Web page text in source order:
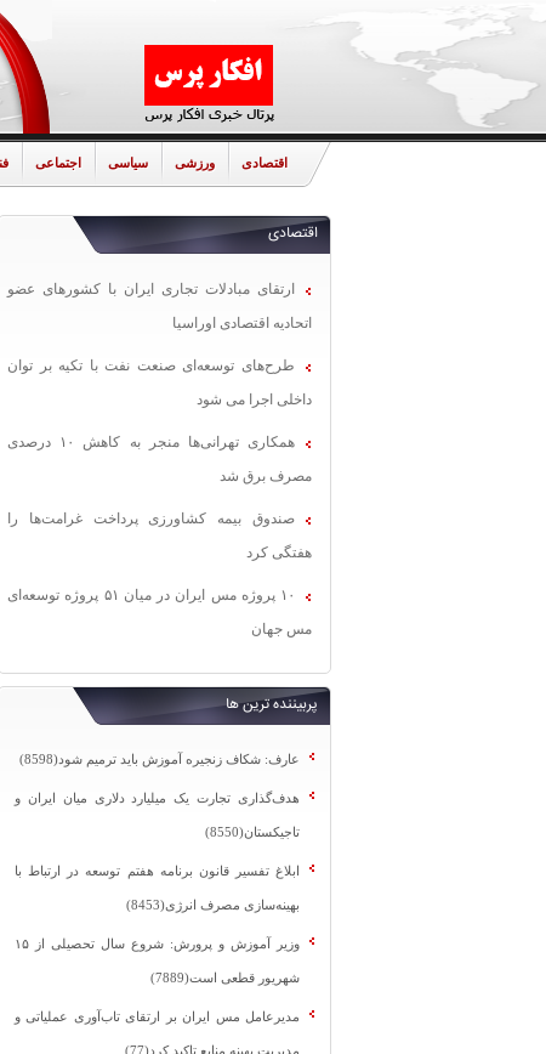
اقتصادی ورزشی سیاسی اجتماعی
اقتصادی
ارتقای مبادلات تجاری ایران با کشورهای عضو
اتحادیه اقتصادی اوراسیا
طرح‌های توسعه‌ای صنعت نفت با تکیه بر توان
داخلی اجرا می شود
همکاری تهرانی‌ها منجر به کاهش ۱۰ درصدی
مصرف برق شد
صندوق بیمه کشاورزی پرداخت غرامت‌ها را
هفتگی کرد
۱۰ پروژه مس ایران در میان ۵۱ پروژه توسعه‌ای
مس جهان
پربیننده ترین ها
عارف: شکاف زنجیره آموزش باید ترمیم شود(8598)
هدف‌گذاری تجارت یک میلیارد دلاری میان ایران و
تاجیکستان(8550)
ابلاغ تفسیر قانون برنامه هفتم توسعه در ارتباط با
بهینه‌سازی مصرف انرژی(8453)
وزیر آموزش و پرورش: شروع سال تحصیلی از ۱۵
شهریور قطعی است(7889)
مدیرعامل مس ایران بر ارتقای تاب‌آوری عملیاتی و
مدیریت بهینه منابع تاکید کرد(77)